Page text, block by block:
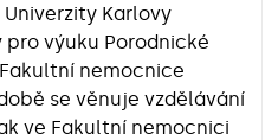
Karlovy
výuku Porodnické
nemocnice
se věnuje vzdělávání
ve Fakultní nemocnici